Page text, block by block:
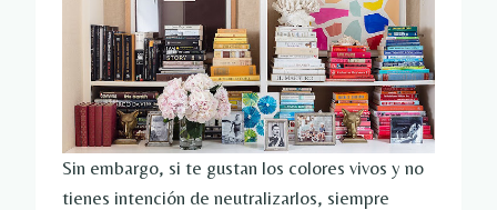
Sin embargo, si te gustan los colores vivos y no
tienes intención de neutralizarlos, siempre